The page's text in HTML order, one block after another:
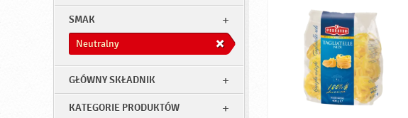
SMAK
Neutralny
GŁÓWNY SKŁADNIK
KATEGORIE PRODUKTÓW